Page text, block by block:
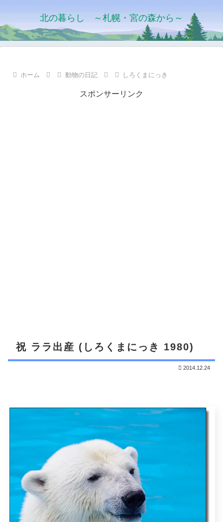
北の暮らし ～札幌・宮の森から～
ホーム 動物の日記 しろくまにっき
スポンサーリンク
祝 ララ出産 (しろくまにっき 1980)
2014.12.24